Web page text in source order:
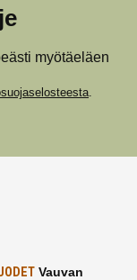
myötäeläen
.
Vauvan